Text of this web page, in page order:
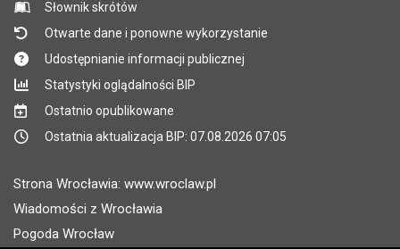
Słownik skrótów
Otwarte dane i ponowne wykorzystanie
Udostępnianie informacji publicznej
Statystyki oglądalności BIP
Ostatnio opublikowane
Ostatnia aktualizacja BIP: 07.08.2026 07:05
Strona Wrocławia: www.wroclaw.pl
Wiadomości z Wrocławia
Pogoda Wrocław